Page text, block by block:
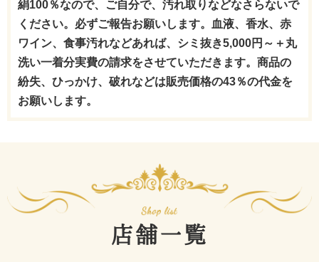
絹100％なので、ご自分で、汚れ取りなどなさらないで
ください。必ずご報告お願いします。血液、香水、赤
ワイン、食事汚れなどあれば、シミ抜き5,000円～＋丸
洗い一着分実費の請求をさせていただきます。商品の
紛失、ひっかけ、破れなどは販売価格の43％の代金を
お願いします。
店舗一覧